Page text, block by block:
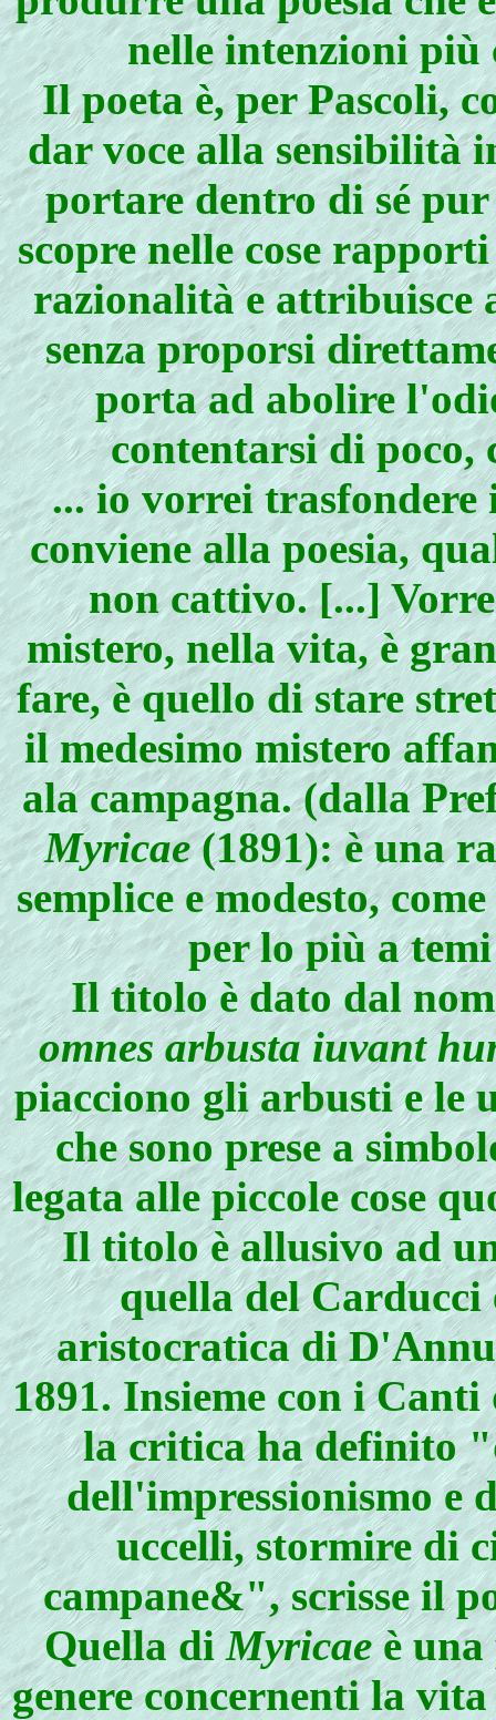
nelle intenzioni più
Il poeta è, per Pascoli,
dar voce alla sensibilità
portare dentro di sé
scopre nelle cose
razionalità e attribuisce
senza proporsi
porta ad abolire
contentarsi di poco,
... io vorrei trasfondere
conviene alla poesia,
non cattivo. [...]
mistero, nella vita, è
fare, è quello di stare
il medesimo mistero
ala campagna. (dalla
Myricae(1891): è una
semplice e modesto,
per lo più a
Il titolo è dato dal
omnes arbusta iuvant
piacciono gli arbusti e le
che sono prese a
legata alle piccole cose
Il titolo è allusivo ad
quella del Carducci
aristocratica di
1891. Insieme con i Canti
la critica ha definito
dell'impressionismo
uccelli, stormire di
campane&", scrisse il
Quella diMyricaeè una
genere concernenti la